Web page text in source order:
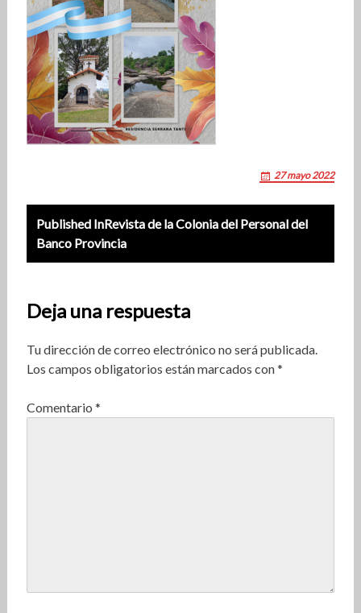
27 mayo 2022
Post
navigation
Published InRevista de la Colonia del Personal del
Banco Provincia
Deja una respuesta
Tu dirección de correo electrónico no será publicada.
Los campos obligatorios están marcados con*
Comentario *